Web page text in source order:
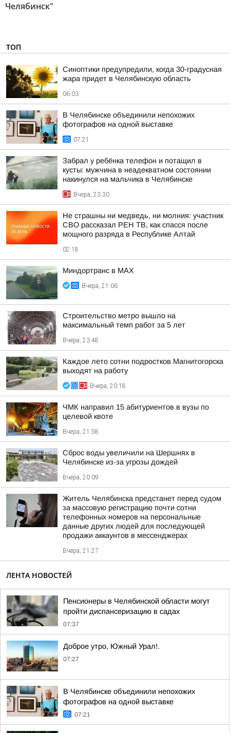
Челябинск"
ТОП
Синоптики предупредили, когда 30-градусная
жара придет в Челябинскую область
06:03
В Челябинске объединили непохожих
фотографов на одной выставке
07:21
Забрал у ребёнка телефон и потащил в
кусты: мужчина в неадекватном состоянии
накинулся на мальчика в Челябинске
Вчера, 23:30
Не страшны ни медведь, ни молния: участник
СВО рассказал РЕН ТВ, как спасся после
мощного разряда в Республике Алтай
02:18
Миндортранс в MAX
Вчера, 21:06
Строительство метро вышло на
максимальный темп работ за 5 лет
Вчера, 23:48
Каждое лето сотни подростков Магнитогорска
выходят на работу
Вчера, 20:18
ЧМК направил 15 абитуриентов в вузы по
целевой квоте
Вчера, 21:58
Сброс воды увеличили на Шершнях в
Челябинске из-за угрозы дождей
Вчера, 20:09
Житель Челябинска предстанет перед судом
за массовую регистрацию почти сотни
телефонных номеров на персональные
данные других людей для последующей
продажи аккаунтов в мессенджерах
Вчера, 21:27
ЛЕНТА НОВОСТЕЙ
Пенсионеры в Челябинской области могут
пройти диспансеризацию в садах
07:37
Доброе утро, Южный Урал!.
07:27
В Челябинске объединили непохожих
фотографов на одной выставке
07:21